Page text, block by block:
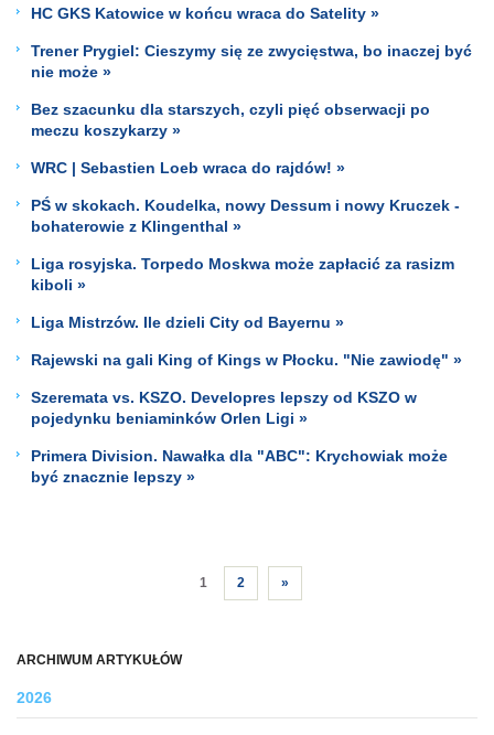
ARCHIWUM ARTYKUŁÓW
2026
HC GKS Katowice w końcu wraca do Satelity »
Trener Prygiel: Cieszymy się ze zwycięstwa, bo inaczej być
nie może »
Bez szacunku dla starszych, czyli pięć obserwacji po
meczu koszykarzy »
WRC | Sebastien Loeb wraca do rajdów! »
PŚ w skokach. Koudelka, nowy Dessum i nowy Kruczek -
bohaterowie z Klingenthal »
Liga rosyjska. Torpedo Moskwa może zapłacić za rasizm
kiboli »
Liga Mistrzów. Ile dzieli City od Bayernu »
Rajewski na gali King of Kings w Płocku. "Nie zawiodę" »
Szeremata vs. KSZO. Developres lepszy od KSZO w
pojedynku beniaminków Orlen Ligi »
Primera Division. Nawałka dla "ABC": Krychowiak może
być znacznie lepszy »
1 2 »